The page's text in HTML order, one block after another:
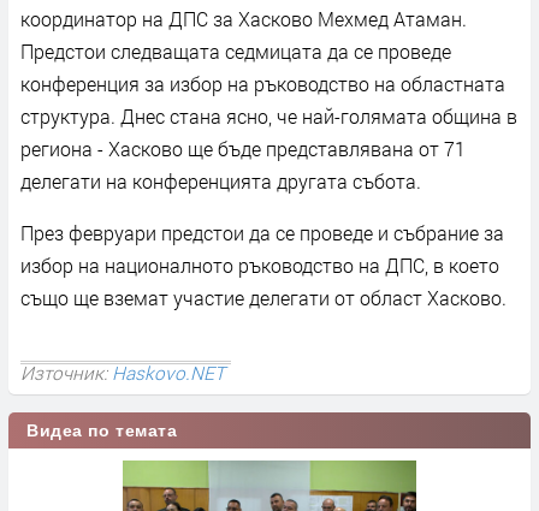
координатор на ДПС за Хасково Мехмед Атаман.
Предстои следващата седмицата да се проведе
конференция за избор на ръководство на областната
структура. Днес стана ясно, че най-голямата община в
региона - Хасково ще бъде представлявана от 71
делегати на конференцията другата събота.
През февруари предстои да се проведе и събрание за
избор на националното ръководство на ДПС, в което
също ще вземат участие делегати от област Хасково.
Източник:Haskovo.NET
Видеа по темата